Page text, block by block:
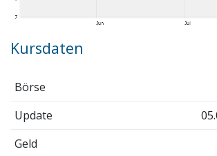
Kursdaten
Börse
Update
Geld